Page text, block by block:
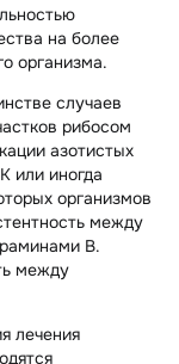
на более
организма.
случаев
рибосом
азотистых
или иногда
организмов
между
В.
между
лечения